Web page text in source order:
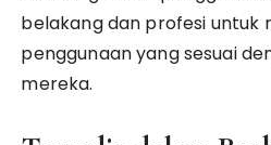
belakang dan profesi untuk
penggunaan yang sesuai
mereka.